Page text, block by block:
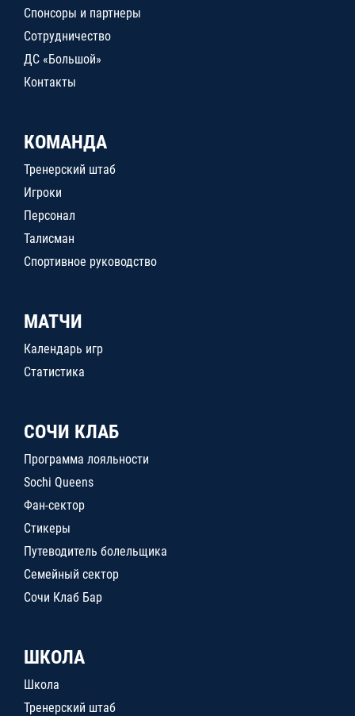
Спонсоры и партнеры
Сотрудничество
ДС «Большой»
Контакты
КОМАНДА
Тренерский штаб
Игроки
Персонал
Талисман
Спортивное руководство
МАТЧИ
Календарь игр
Статистика
СОЧИ КЛАБ
Программа лояльности
Sochi Queens
Фан-сектор
Стикеры
Путеводитель болельщика
Семейный сектор
Сочи Клаб Бар
ШКОЛА
Школа
Тренерский штаб